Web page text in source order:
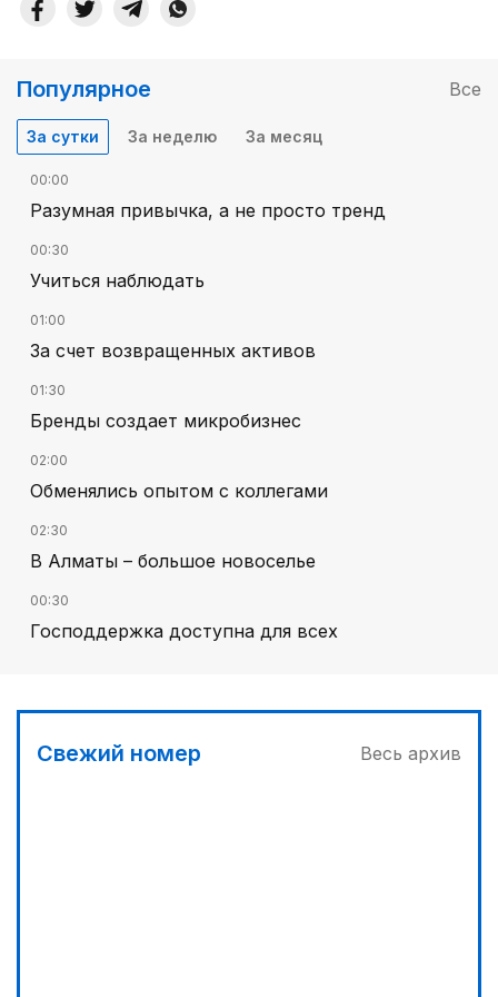
Популярное Все
За сутки За неделю За месяц
00:00
Разумная привычка, а не просто тренд
00:30
Учиться наблюдать
01:00
За счет возвращенных активов
01:30
Бренды создает микробизнес
02:00
Обменялись опытом с коллегами
02:30
В Алматы – большое новоселье
00:30
Господдержка доступна для всех
Продолжаются инспекционные поездки
Свежий номер Весь архив